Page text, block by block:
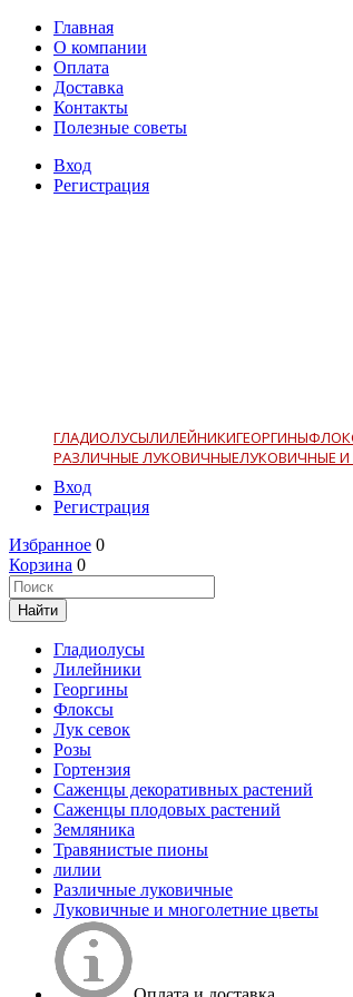
Главная
О компании
Оплата
Доставка
Контакты
Полезные советы
Вход
Регистрация
ГЛАДИОЛУСЫЛИЛЕЙНИКИГЕОРГИНЫ
РАЗЛИЧНЫЕ ЛУКОВИЧНЫЕЛУКОВИЧНЫЕ И
Вход
Регистрация
Избранное 0
Корзина 0
Гладиолусы
Лилейники
Георгины
Флоксы
Лук севок
Розы
Гортензия
Саженцы декоративных растений
Саженцы плодовых растений
Земляника
Травянистые пионы
лилии
Различные луковичные
Луковичные и многолетние цветы